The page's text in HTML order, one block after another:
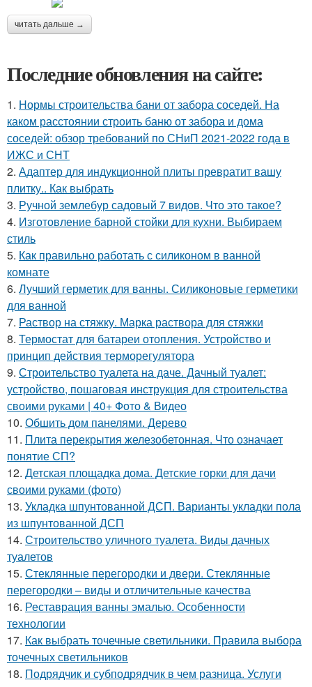
читать дальше →
Последние обновления на сайте:
1. Нормы строительства бани от забора соседей. На
каком расстоянии строить баню от забора и дома
соседей: обзор требований по СНиП 2021-2022 года в
ИЖС и СНТ
2. Адаптер для индукционной плиты превратит вашу
плитку.. Как выбрать
3. Ручной землебур садовый 7 видов. Что это такое?
4. Изготовление барной стойки для кухни. Выбираем
стиль
5. Как правильно работать с силиконом в ванной
комнате
6. Лучший герметик для ванны. Силиконовые герметики
для ванной
7. Раствор на стяжку. Марка раствора для стяжки
8. Термостат для батареи отопления. Устройство и
принцип действия терморегулятора
9. Строительство туалета на даче. Дачный туалет:
устройство, пошаговая инструкция для строительства
своими руками | 40+ Фото & Видео
10. Обшить дом панелями. Дерево
11. Плита перекрытия железобетонная. Что означает
понятие СП?
12. Детская площадка дома. Детские горки для дачи
своими руками (фото)
13. Укладка шпунтованной ДСП. Варианты укладки пола
из шпунтованной ДСП
14. Строительство уличного туалета. Виды дачных
туалетов
15. Стеклянные перегородки и двери. Стеклянные
перегородки – виды и отличительные качества
16. Реставрация ванны эмалью. Особенности
технологии
17. Как выбрать точечные светильники. Правила выбора
точечных светильников
18. Подрядчик и субподрядчик в чем разница. Услуги